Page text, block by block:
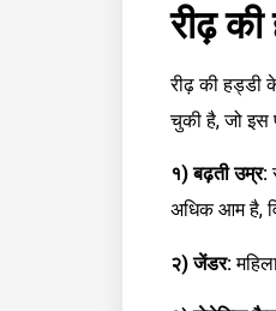
रीढ़
रीढ़ की हड्डी
चुकी है, जो इस
१) बढ़ती उम्र:
अधिक आम है,
२) जेंडर: